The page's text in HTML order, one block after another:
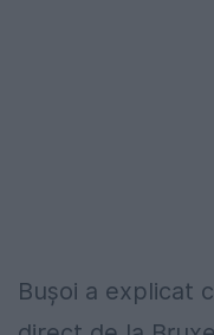
Buşoi a explicat